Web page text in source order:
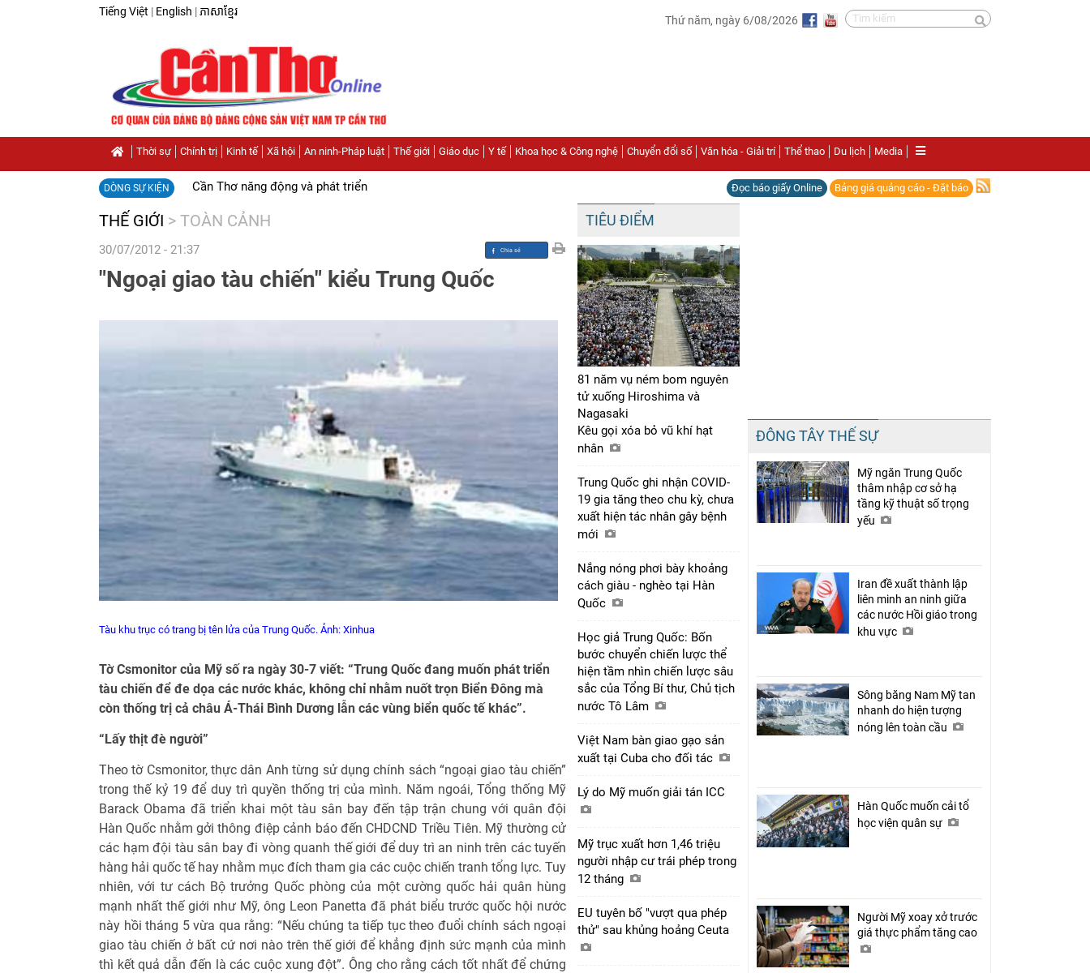
Tiếng Việt | English | ភាសាខ្មែរ
Thứ năm, ngày 6/08/2026
Thời sự Chính trị Kinh tế Xã hội An ninh-Pháp luật Thế giới Giáo dục Y tế Khoa học & Công nghệ Chuyển đổi số Văn hóa - Giải trí Thể thao Du lịch Media
DÒNG SỰ KIỆN Cần Thơ năng động và phát triển Đọc báo giấy Online Bảng giá quảng cáo - Đặt báo
THẾ GIỚI > TOÀN CẢNH
30/07/2012 - 21:37
Chia sẻ
Facebook
"Ngoại giao tàu chiến" kiểu Trung Quốc
Tàu khu trục có trang bị tên lửa của Trung Quốc. Ảnh: Xinhua
Tờ Csmonitor của Mỹ số ra ngày 30-7 viết: “Trung Quốc đang muốn phát triển
tàu chiến để đe dọa các nước khác, không chỉ nhằm nuốt trọn Biển Đông mà
còn thống trị cả châu Á-Thái Bình Dương lẫn các vùng biển quốc tế khác”.
“Lấy thịt đè người”
Theo tờ Csmonitor, thực dân Anh từng sử dụng chính sách “ngoại giao tàu chiến”
trong thế kỷ 19 để duy trì quyền thống trị của mình. Năm ngoái, Tổng thống Mỹ
Barack Obama đã triển khai một tàu sân bay đến tập trận chung với quân đội
Hàn Quốc nhằm gởi thông điệp cảnh báo đến CHDCND Triều Tiên. Mỹ thường cử
các hạm đội tàu sân bay đi vòng quanh thế giới để duy trì an ninh trên các tuyến
hàng hải quốc tế hay nhằm mục đích tham gia các cuộc chiến tranh tổng lực. Tuy
nhiên, với tư cách Bộ trưởng Quốc phòng của một cường quốc hải quân hùng
mạnh nhất thế giới như Mỹ, ông Leon Panetta đã phát biểu trước quốc hội nước
này hồi tháng 5 vừa qua rằng: “Nếu chúng ta tiếp tục theo đuổi chính sách ngoại
giao tàu chiến ở bất cứ nơi nào trên thế giới để khẳng định sức mạnh của mình
thì kết quả dẫn đến là các cuộc xung đột”. Ông cho rằng cách tốt nhất để chứng
TIÊU ĐIỂM
81 năm vụ ném bom nguyên
tử xuống Hiroshima và
Nagasaki
Kêu gọi xóa bỏ vũ khí hạt
nhân
Trung Quốc ghi nhận COVID-
19 gia tăng theo chu kỳ, chưa
xuất hiện tác nhân gây bệnh
mới
Nắng nóng phơi bày khoảng
cách giàu - nghèo tại Hàn
Quốc
Học giả Trung Quốc: Bốn
bước chuyển chiến lược thể
hiện tầm nhìn chiến lược sâu
sắc của Tổng Bí thư, Chủ tịch
nước Tô Lâm
Việt Nam bàn giao gạo sản
xuất tại Cuba cho đối tác
Lý do Mỹ muốn giải tán ICC
Mỹ trục xuất hơn 1,46 triệu
người nhập cư trái phép trong
12 tháng
EU tuyên bố "vượt qua phép
thử" sau khủng hoảng Ceuta
ĐÔNG TÂY THẾ SỰ
Mỹ ngăn Trung Quốc
thâm nhập cơ sở hạ
tầng kỹ thuật số trọng
yếu
Iran đề xuất thành lập
liên minh an ninh giữa
các nước Hồi giáo trong
khu vực
Sông băng Nam Mỹ tan
nhanh do hiện tượng
nóng lên toàn cầu
Hàn Quốc muốn cải tổ
học viện quân sự
Người Mỹ xoay xở trước
giá thực phẩm tăng cao